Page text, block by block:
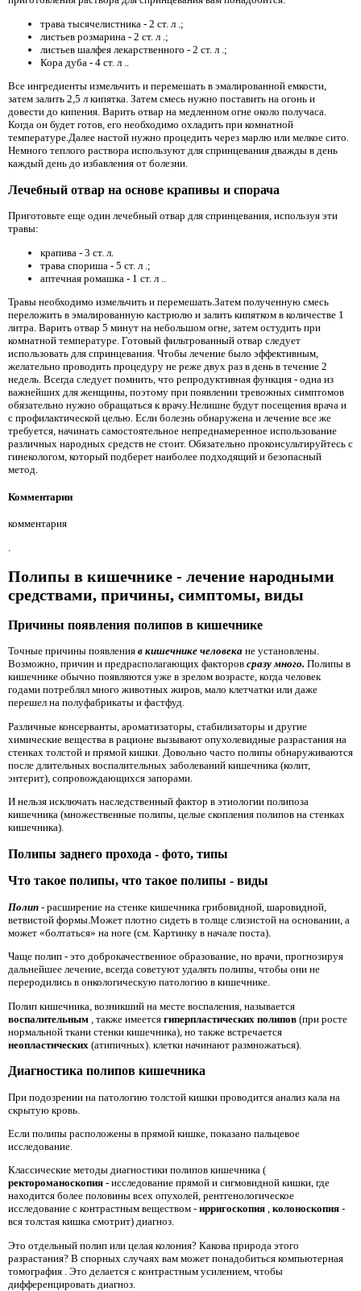
трава тысячелистника - 2 ст. л .;
листьев розмарина - 2 ст. л .;
листьев шалфея лекарственного - 2 ст. л .;
Кора дуба - 4 ст. л ..
Все ингредиенты измельчить и перемешать в эмалированной емкости,
затем залить 2,5 л кипятка. Затем смесь нужно поставить на огонь и
довести до кипения. Варить отвар на медленном огне около получаса.
Когда он будет готов, его необходимо охладить при комнатной
температуре.Далее настой нужно процедить через марлю или мелкое сито.
Немного теплого раствора используют для спринцевания дважды в день
каждый день до избавления от болезни.
Лечебный отвар на основе крапивы и спорача
Приготовьте еще один лечебный отвар для спринцевания, используя эти
травы:
крапива - 3 ст. л.
трава спориша - 5 ст. л .;
аптечная ромашка - 1 ст. л ..
Травы необходимо измельчить и перемешать.Затем полученную смесь
переложить в эмалированную кастрюлю и залить кипятком в количестве 1
литра. Варить отвар 5 минут на небольшом огне, затем остудить при
комнатной температуре. Готовый фильтрованный отвар следует
использовать для спринцевания. Чтобы лечение было эффективным,
желательно проводить процедуру не реже двух раз в день в течение 2
недель. Всегда следует помнить, что репродуктивная функция - одна из
важнейших для женщины, поэтому при появлении тревожных симптомов
обязательно нужно обращаться к врачу.Нелишне будут посещения врача и
с профилактической целью. Если болезнь обнаружена и лечение все же
требуется, начинать самостоятельное непреднамеренное использование
различных народных средств не стоит. Обязательно проконсультируйтесь с
гинекологом, который подберет наиболее подходящий и безопасный
метод.
Комментарии
комментария
Полипы в кишечнике - лечение народными
средствами, причины, симптомы, виды
Причины появления полипов в кишечнике
Точные причины появления в кишечнике человека не установлены.
Возможно, причин и предрасполагающих факторов сразу много. Полипы в
кишечнике обычно появляются уже в зрелом возрасте, когда человек
годами потреблял много животных жиров, мало клетчатки или даже
перешел на полуфабрикаты и фастфуд.
Различные консерванты, ароматизаторы, стабилизаторы и другие
химические вещества в рационе вызывают опухолевидные разрастания на
стенках толстой и прямой кишки. Довольно часто полипы обнаруживаются
после длительных воспалительных заболеваний кишечника (колит,
энтерит), сопровождающихся запорами.
И нельзя исключать наследственный фактор в этиологии полипоза
кишечника (множественные полипы, целые скопления полипов на стенках
кишечника).
Полипы заднего прохода - фото, типы
Что такое полипы, что такое полипы - виды
Полип - расширение на стенке кишечника грибовидной, шаровидной,
ветвистой формы.Может плотно сидеть в толще слизистой на основании, а
может «болтаться» на ноге (см. Картинку в начале поста).
Чаще полип - это доброкачественное образование, но врачи, прогнозируя
дальнейшее лечение, всегда советуют удалять полипы, чтобы они не
переродились в онкологическую патологию в кишечнике.
Полип кишечника, возникший на месте воспаления, называется
воспалительным , также имеется гиперпластических полипов (при росте
нормальной ткани стенки кишечника), но также встречается
неопластических (атипичных). клетки начинают размножаться).
Диагностика полипов кишечника
При подозрении на патологию толстой кишки проводится анализ кала на
скрытую кровь.
Если полипы расположены в прямой кишке, показано пальцевое
исследование.
Классические методы диагностики полипов кишечника (
ректороманоскопия - исследование прямой и сигмовидной кишки, где
находится более половины всех опухолей, рентгенологическое
исследование с контрастным веществом - ирригоскопия , колоноскопия -
вся толстая кишка смотрит) диагноз.
Это отдельный полип или целая колония? Какова природа этого
разрастания? В спорных случаях вам может понадобиться компьютерная
томография . Это делается с контрастным усилением, чтобы
дифференцировать диагноз.